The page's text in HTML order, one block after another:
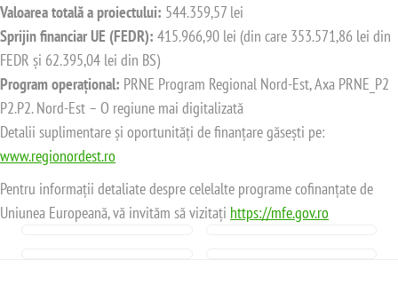
Valoarea totală a proiectului: 544.359,57 lei
Sprijin financiar UE (FEDR): 415.966,90 lei (din care 353.571,86 lei din
FEDR și 62.395,04 lei din BS)
Program operațional: PRNE Program Regional Nord-Est, Axa PRNE_P2
P2.P2. Nord-Est – O regiune mai digitalizată
Detalii suplimentare și oportunități de finanțare găsești pe:
www.regionordest.ro
Pentru informații detaliate despre celelalte programe cofinanțate de
Uniunea Europeană, vă invităm să vizitați https://mfe.gov.ro